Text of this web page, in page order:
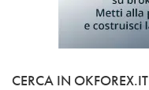
CERCA IN OKFOREX.IT